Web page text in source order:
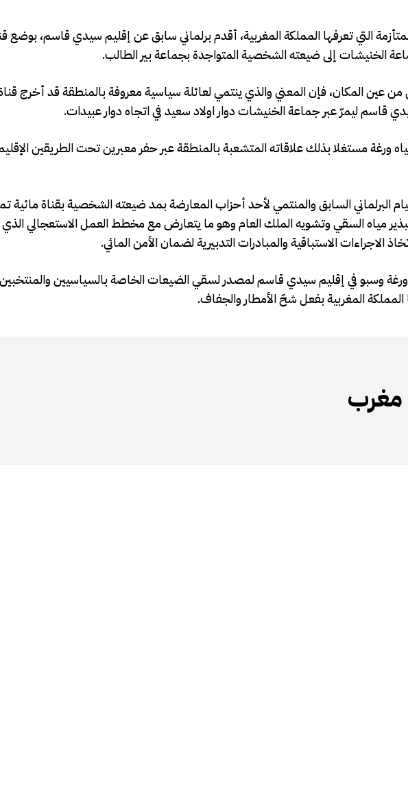
التي تعرفها المملكة المغربية، أقدم برلماني سابق عن إقليم سيدي قاسم،
الخنيشات إلى ضيعته الشخصية المتواجدة بجماعة بير الطالب.
عين المكان، فإن المعني والذي ينتمي لعائلة سياسية معروفة بالمنطقة قد أخرج
قاسم ليمرّ عبر جماعة الخنيشات دوار اولاد سعيد في اتجاه دوار عبيدات.
مياه السقي وتشويه الملك العام وهو ما يتعارض مع مخطط العمل الاستعجالي الذي
الاستباقية والمبادرات التدبيرية لضمان الأمن المائي.
وسبو في إقليم سيدي قاسم لمصدر لسقي الضيعات الخاصة بالسياسيين
المملكة المغربية بفعل شحّ الأمطار والجفاف.